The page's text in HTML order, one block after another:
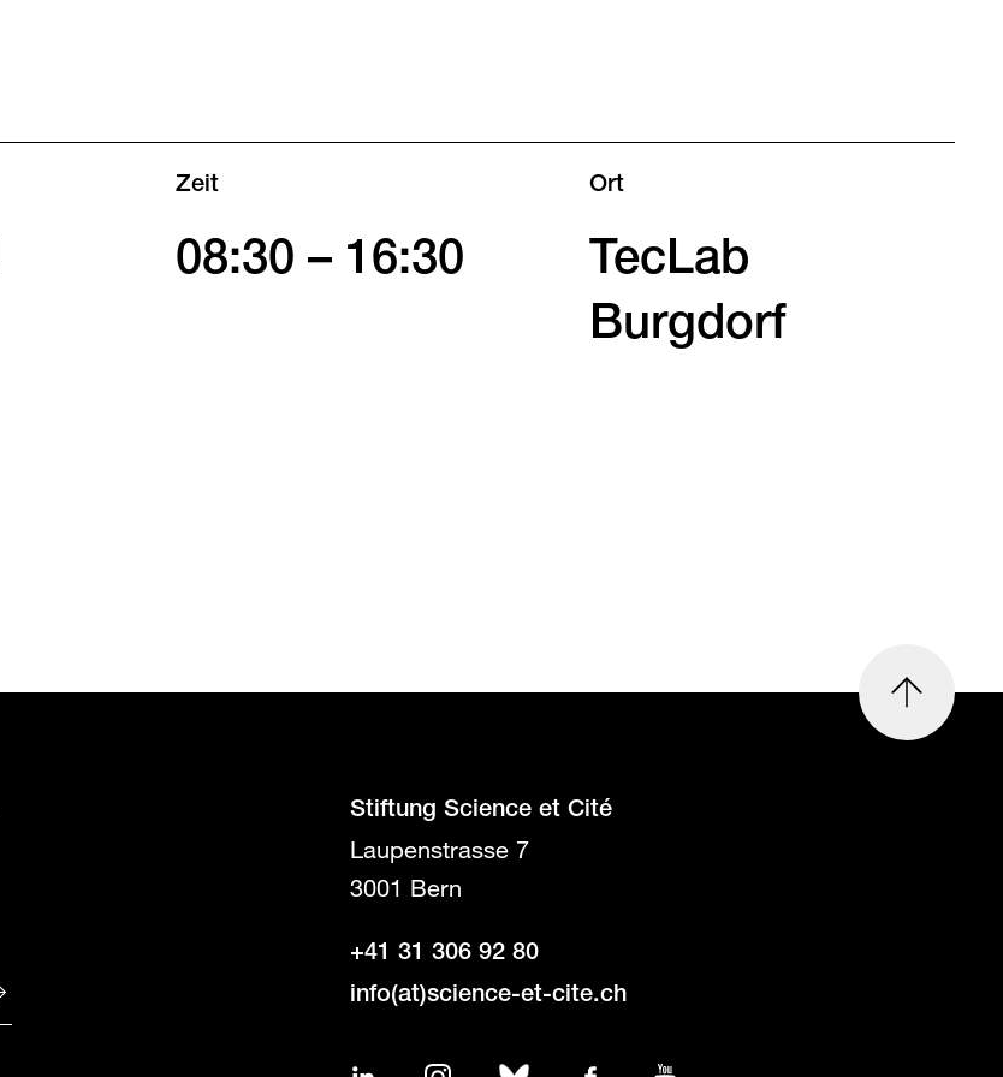
Zeit
08:30 – 16:30
Ort
TecLab
Burgdorf
oben
Stiftung Science et Cité
Laupenstrasse 7
3001 Bern
+41 31 306 92 80
info(at)science-et-cite.ch